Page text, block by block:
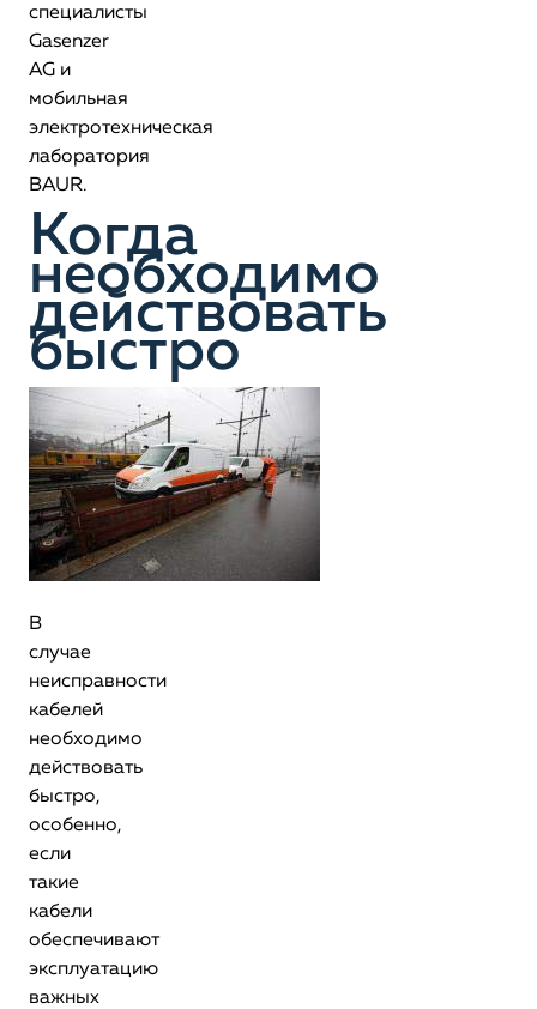
специалисты
Gasenzer
AG и
мобильная
электротехническая
лаборатория
BAUR.
Когда
необходимо
действовать
быстро
В
случае
неисправности
кабелей
необходимо
действовать
быстро,
особенно,
если
такие
кабели
обеспечивают
эксплуатацию
важных